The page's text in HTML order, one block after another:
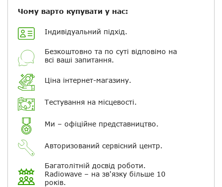
Чому варто купувати у нас:
Індивідуальний підхід.
Безкоштовно та по суті відповімо на
всі ваші запитання.
Ціна інтернет-магазину.
Тестування на місцевості.
Ми – офіційне представництво.
Авторизований сервісний центр.
Багатолітній досвід роботи.
Radiowave – на зв'язку більше 10
років.
Ваше ім'я
Електронна пошта
Повідомляти про відповіді по
електронній пошті
Скасувати Залишити відгук